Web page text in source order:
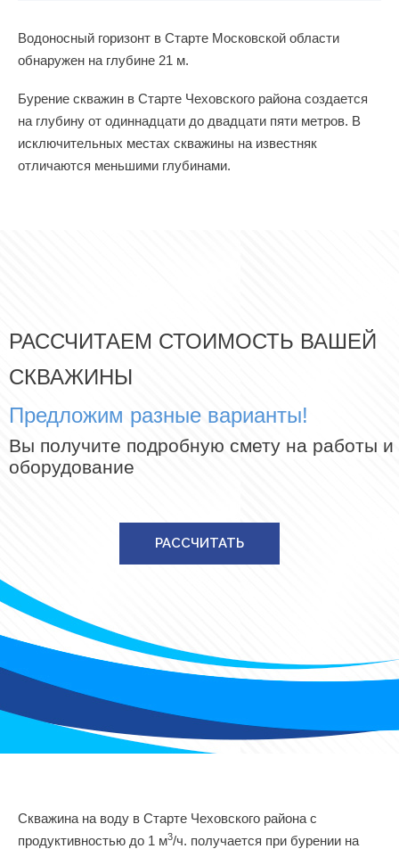
Водоносный горизонт в Старте Московской области
обнаружен на глубине 21 м.
Бурение скважин в Старте Чеховского района создается
на глубину от одиннадцати до двадцати пяти метров. В
исключительных местах скважины на известняк
отличаются меньшими глубинами.
РАССЧИТАЕМ СТОИМОСТЬ ВАШЕЙ
СКВАЖИНЫ
Предложим разные варианты!
Вы получите подробную смету на работы и
оборудование
РАССЧИТАТЬ
Скважина на воду в Старте Чеховского района с
продуктивностью до 1 м3/ч. получается при бурении на